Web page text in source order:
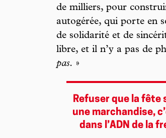
de milliers, pour
autogérée, qui porte en
de solidarité et de
libre, et il n’y a pas de
pas. »
Refuser que la fête
une marchandise,
dans l’ADN de la